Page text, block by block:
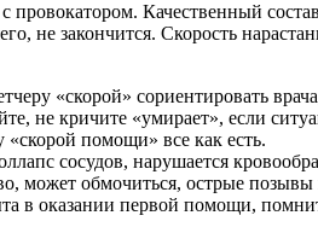
Качественный
не закончится. Скорость
«скорой» сориентировать
не кричите «умирает», если
«скорой помощи» все как есть.
сосудов, нарушается
может обмочиться, острые
в оказании первой помощи,